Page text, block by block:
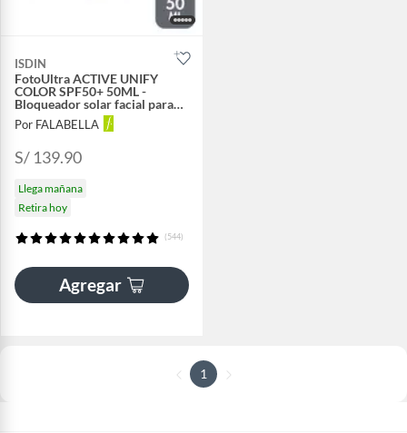
ISDIN
FotoUltra ACTIVE UNIFY
COLOR SPF50+ 50ML -
Bloqueador solar facial para
manchas con color
Por FALABELLA
S/ 139.90
Llega mañana
Retira hoy
(544)
Agregar
1